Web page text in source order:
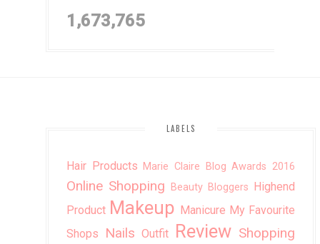
1,673,765
LABELS
Hair Products Marie Claire Blog Awards 2016
Online Shopping Beauty Bloggers Highend
Product Makeup Manicure My Favourite
Shops
Nails Outfit Review Shopping